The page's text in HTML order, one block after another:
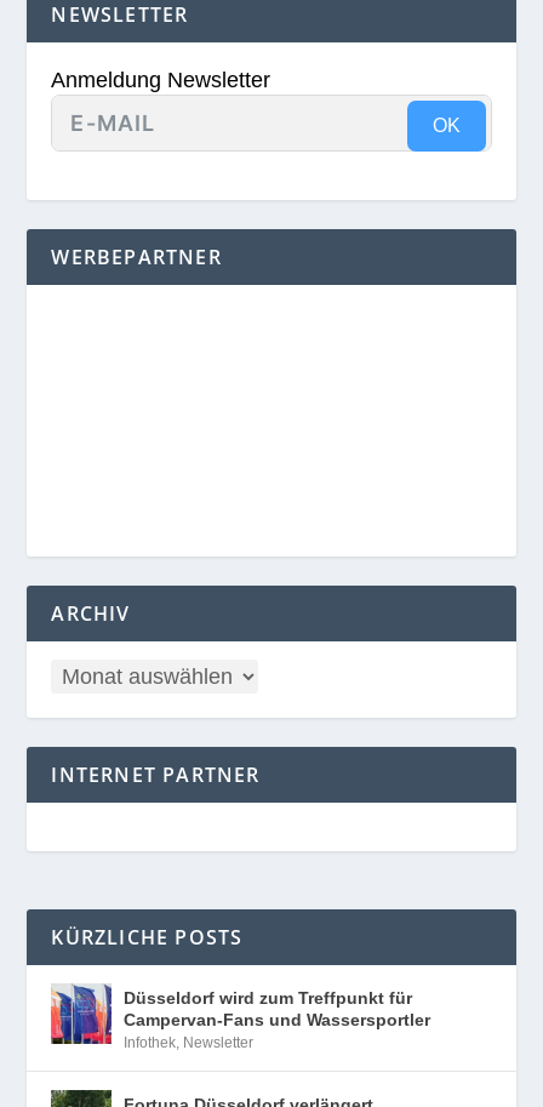
NEWSLETTER
Anmeldung Newsletter
OK
WERBEPARTNER
ARCHIV
INTERNET PARTNER
KÜRZLICHE POSTS
Düsseldorf wird zum Treffpunkt für
Campervan-Fans und Wassersportler
Infothek, Newsletter